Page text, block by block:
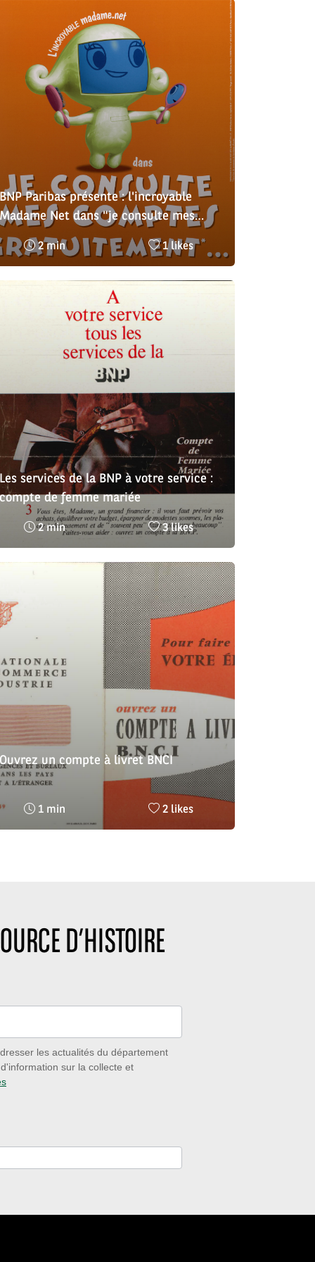
BNP Paribas présente : l'incroyable
Madame Net dans "je consulte mes
comptes gratuitement"
Temps
lecture
2 min
Nombre
likes
1 likes
Les services de la BNP à votre service :
compte de femme mariée
Temps
lecture
2 min
Nombre
likes
:
3 likes
Ouvrez un compte à livret BNCI
Temps
1 min
Nombre
2 likes
D’HISTOIRE
les actualités du département
sur la collecte et